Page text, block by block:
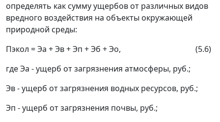
определять как сумму ущербов от различных видов
вредного воздействия на объекты окружающей
природной среды:
Пэкол = Эа + Эв+ Эп + Эб + Эо, (5.6)
где Эа - ущерб от загрязнения атмосферы, руб.;
Эв- ущерб от загрязнения водных ресурсов, руб.;
Эп - ущерб от загрязнения почвы, руб.;